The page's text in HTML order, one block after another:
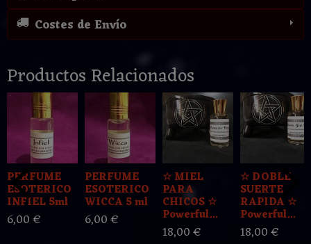
Costes de Envío
Productos Relacionados
PERFUME
ESOTERICO
INFIEL 5ml
6,00 €
PERFUME
ESOTERICO
WICCA 5 ml
6,00 €
☆ MIEL
PARA
CHICOS ☆
Powerful...
18,00 €
☆ DOBLE
SUERTE
RAPIDA ☆
Powerful...
18,00 €